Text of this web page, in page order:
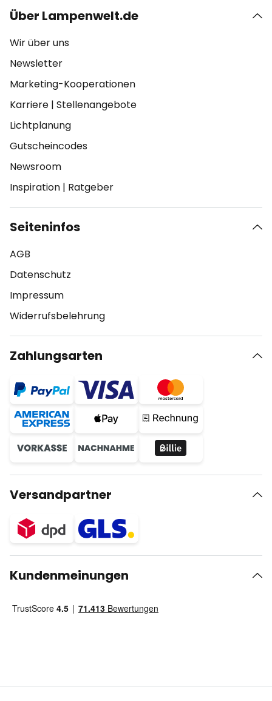
Über Lampenwelt.de
Wir über uns
Newsletter
Marketing-Kooperationen
Karriere | Stellenangebote
Lichtplanung
Gutscheincodes
Newsroom
Inspiration | Ratgeber
Seiteninfos
AGB
Datenschutz
Impressum
Widerrufsbelehrung
Zahlungsarten
Versandpartner
Kundenmeinungen